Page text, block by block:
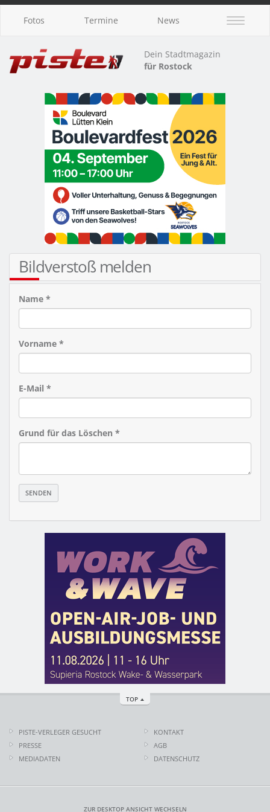
Fotos Termine News
Dein Stadtmagazin
für Rostock
Bildverstoß melden
Name *
Vorname *
E-Mail *
Grund für das Löschen *
TOP
PISTE-VERLEGER GESUCHT
PRESSE
MEDIADATEN
KONTAKT
AGB
DATENSCHUTZ
ZUR DESKTOP ANSICHT WECHSELN